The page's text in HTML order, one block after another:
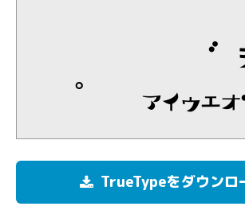
QAMWS
UI!<K
TrueTypeをダウンロ